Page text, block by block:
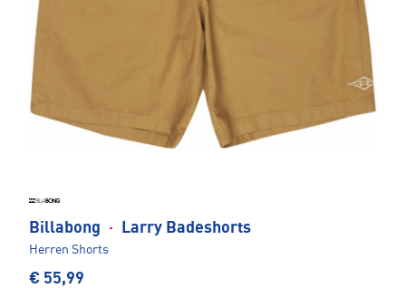
Billabong · Larry Badeshorts
Herren Shorts
€ 55,99